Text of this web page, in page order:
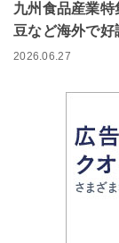
九州食品産業
豆など海外で好
2026.06.27